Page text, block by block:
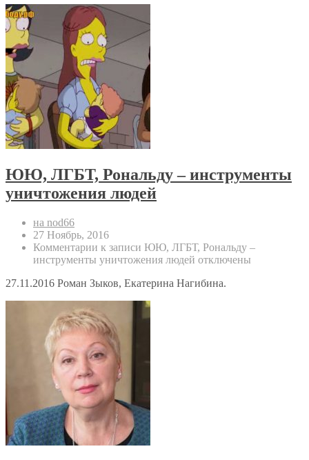
ЮЮ, ЛГБТ, Рональду – инструменты
уничтожения людей
на nod66
27 Ноябрь, 2016
Комментарии к записи ЮЮ, ЛГБТ, Рональду –
инструменты уничтожения людей отключены
27.11.2016 Роман Зыков, Екатерина Нагибина.